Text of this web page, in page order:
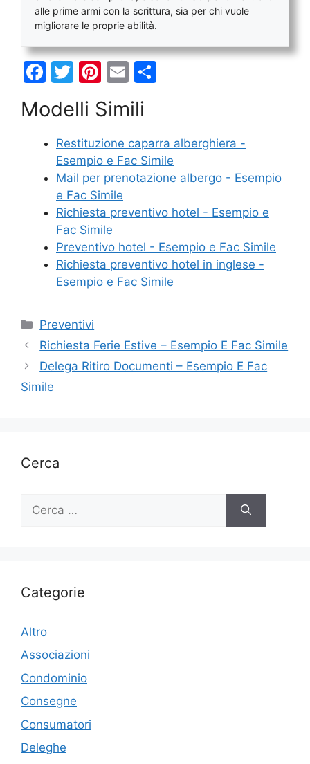
alle prime armi con la scrittura, sia per chi vuole
migliorare le proprie abilità.
F
c
e
b
o
o
k
T
itt
er
Pi
er
e
st
E
ai
l
di
vi
di
Modelli Simili
Restituzione caparra alberghiera -
Esempio e Fac Simile
Mail per prenotazione albergo - Esempio
e Fac Simile
Richiesta preventivo hotel - Esempio e
Fac Simile
Preventivo hotel - Esempio e Fac Simile
Richiesta preventivo hotel in inglese -
Esempio e Fac Simile
Categorie
Preventivi
Richiesta Ferie Estive – Esempio E Fac Simile
Delega Ritiro Documenti – Esempio E Fac
Simile
Cerca
per:
Categorie
Altro
Associazioni
Condominio
Consegne
Consumatori
Deleghe